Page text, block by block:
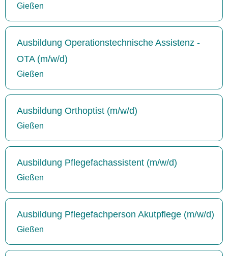
Gießen
Ausbildung Operationstechnische Assistenz -
OTA (m/w/d)
Gießen
Ausbildung Orthoptist (m/w/d)
Gießen
Ausbildung Pflegefachassistent (m/w/d)
Gießen
Ausbildung Pflegefachperson Akutpflege (m/w/d)
Gießen